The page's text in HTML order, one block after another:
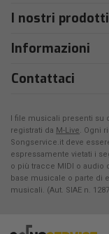
I nostri prodotti
Informazioni
Contattaci
I file musicali presenti su
registrati da M-Live. Ogni
Songservice.it deve
espressamente vietati i
o più tracce MIDI o audio
base musicale o parte di
musicali. (Aut. SIAE n.